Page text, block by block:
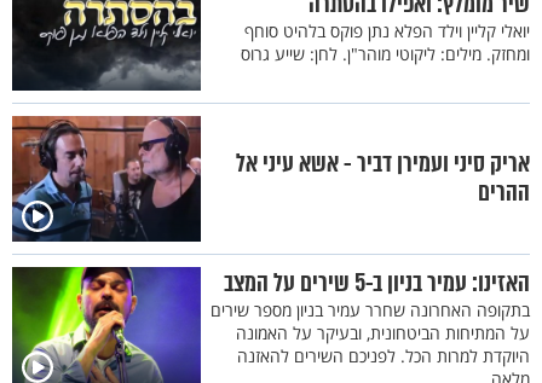
יואלי קליין וילד הפלא נתן פוקס בלהיט סוחף
ומחזק. מילים: ליקוטי מוהר"ן. לחן: שייע גרוס
אריק סיני ועמירן דביר - אשא עיני אל
ההרים
האזינו: עמיר בניון ב-5 שירים על המצב
בתקופה האחרונה שחרר עמיר בניון מספר שירים
על המתיחות הביטחונית, ובעיקר על האמונה
היוקדת למרות הכל. לפניכם השירים להאזנה